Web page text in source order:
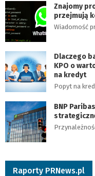
Znajomy
przejmują
Wiadomość
Dlaczego
KPO o
na kredyt
Popyt na
BNP
Raporty PRNews.pl